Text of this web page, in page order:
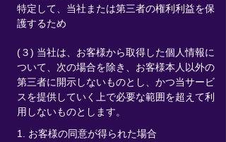
特定して、当社または第三者の権利利益を保
護するため
(３) 当社は、お客様から取得した個人情報に
ついて、次の場合を除き、お客様本人以外の
第三者に開示しないものとし、かつ当サービ
スを提供していく上で必要な範囲を超えて利
用しないものとします。
1. お客様の同意が得られた場合